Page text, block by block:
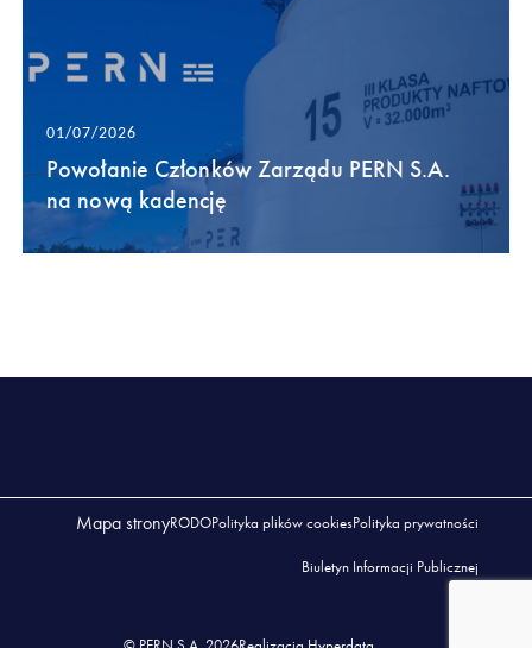
01/07/2026
Powołanie Członków Zarządu PERN S.A.
na nową kadencję
Mapa stronyRODOPolityka plików cookiesPolityka prywatności
Biuletyn Informacji Publicznej